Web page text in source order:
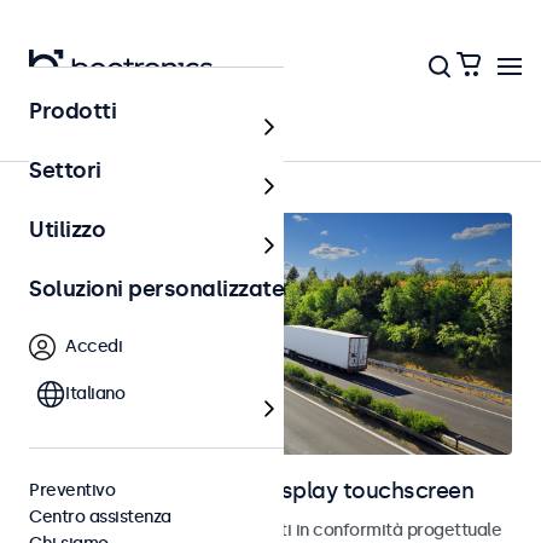
Home
Monitor automotive e display touchscreen
Monitor e touchscreen sviluppati in conformità progettuale
Prodotti
Settori
Utilizzo
Soluzioni personalizzate
Accedi
Italiano
Preventivo
Centro assistenza